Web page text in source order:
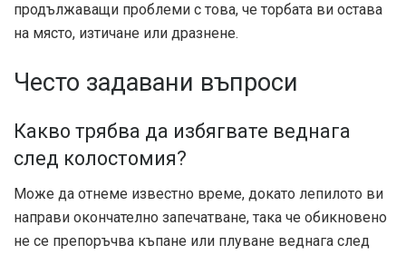
продължаващи проблеми с това, че торбата ви остава
на място, изтичане или дразнене.
Често задавани въпроси
Какво трябва да избягвате веднага
след колостомия?
Може да отнеме известно време, докато лепилото ви
направи окончателно запечатване, така че обикновено
не се препоръчва къпане или плуване веднага след